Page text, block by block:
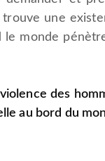
une
monde
des
au bord du